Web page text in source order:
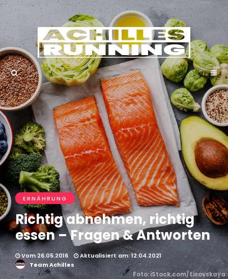
ERNÄHRUNG
Richtig abnehmen, richtig
essen – Fragen & Antworten
Vom 26.05.2016
Aktualisiert am: 12.04.2021
Team Achilles
Foto: iStock.com/ Lisovskaya